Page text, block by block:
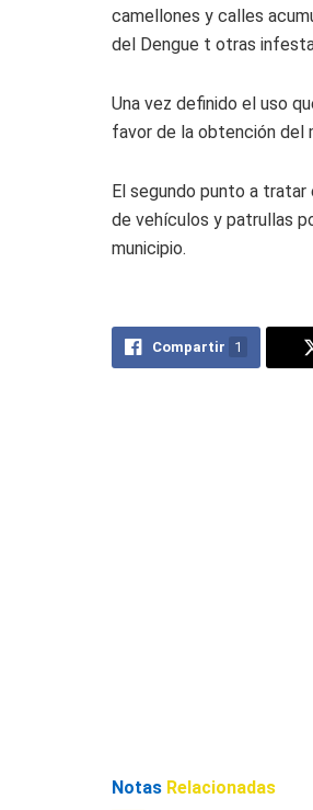
camellones y calles
del Dengue t otras
Una vez definido el uso
favor de la obtención del
El segundo punto a
de vehículos y patrullas
municipio.
Compartir 1
Notas Relacionadas